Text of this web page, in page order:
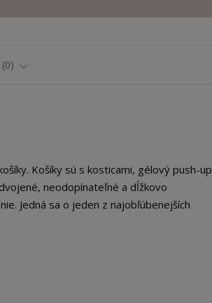
0
Košíky sú s kosticami, gélový push-up
neodopínateľné a dĺžkovo
Jedná sa o jeden z najobľúbenejších